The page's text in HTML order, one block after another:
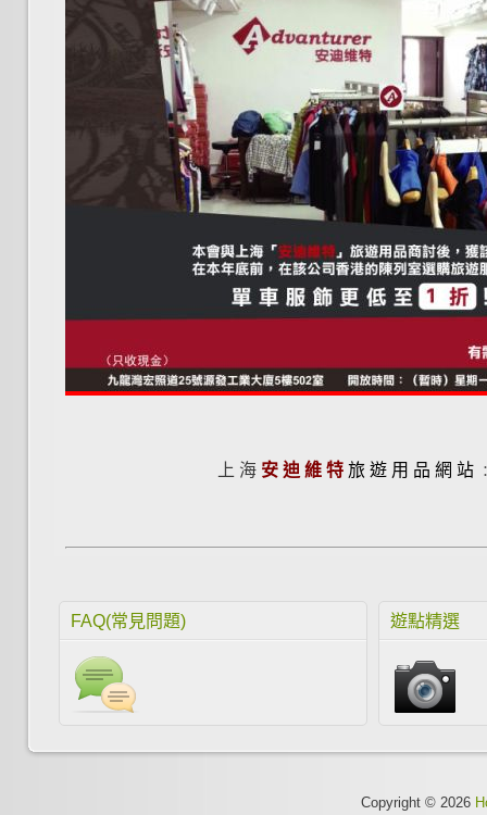
上 海 安 迪 維 特 旅 遊 用 品 網 站
FAQ(常見問題) 遊點精選
Copyright © 2026